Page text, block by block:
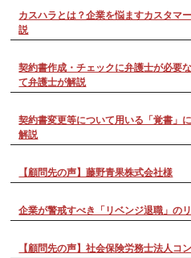
カスハラとは？企業を悩ますカスタマ
説
契約書作成・チェックに弁護士が必要
て弁護士が解説
契約書変更等について用いる「覚書」
解説
【顧問先の声】藤野青果株式会社様
企業が警戒すべき「リベンジ退職」の
【顧問先の声】社会保険労務士法人コ